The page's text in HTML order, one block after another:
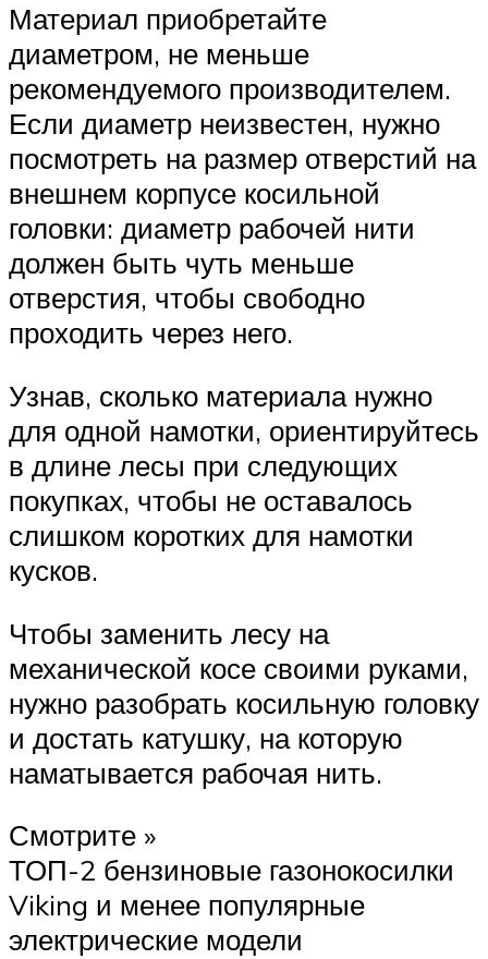
Материал приобретайте
диаметром, не меньше
рекомендуемого производителем.
Если диаметр неизвестен, нужно
посмотреть на размер отверстий на
внешнем корпусе косильной
головки: диаметр рабочей нити
должен быть чуть меньше
отверстия, чтобы свободно
проходить через него.
Узнав, сколько материала нужно
для одной намотки, ориентируйтесь
в длине лесы при следующих
покупках, чтобы не оставалось
слишком коротких для намотки
кусков.
Чтобы заменить лесу на
механической косе своими руками,
нужно разобрать косильную головку
и достать катушку, на которую
наматывается рабочая нить.
Смотрите »
ТОП-2 бензиновые газонокосилки
Viking и менее популярные
электрические модели